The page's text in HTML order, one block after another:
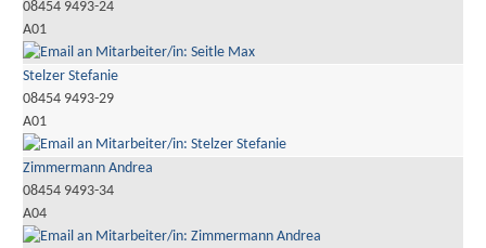
08454 9493-24
A01
Stelzer Stefanie
08454 9493-29
A01
Zimmermann Andrea
08454 9493-34
A04